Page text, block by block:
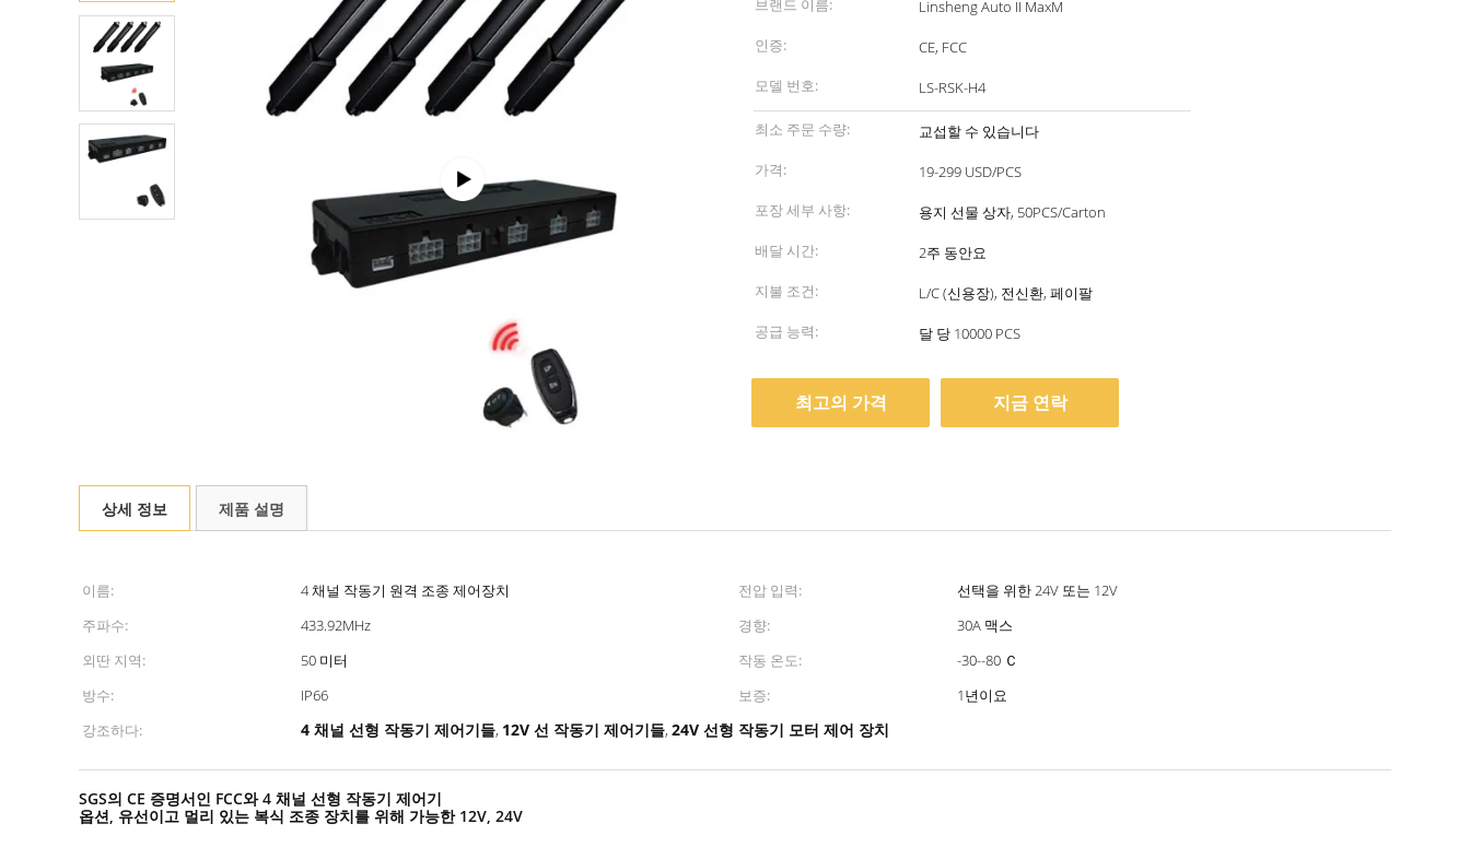
브랜드 이름:
Linsheng Auto II MaxM
인증:
CE, FCC
모델 번호:
LS-RSK-H4
최소 주문 수량:
교섭할 수 있습니다
가격:
19-299 USD/PCS
포장 세부 사항:
용지 선물 상자, 50PCS/Carton
배달 시간:
2주 동안요
지불 조건:
L/C (신용장), 전신환, 페이팔
공급 능력:
달 당 10000 PCS
최고의 가격 지금 연락
상세 정보 제품 설명
이름: 4 채널 작동기 원격 조종 제어장치 전압 입력:
선택을 위한 24V 또는 12V
주파수:
433.92MHz 경향:
30A 맥스
외딴 지역:
50 미터 작동 온도:
-30--80 Ｃ
방수:
IP66 보증:
1년이요
강조하다:
4 채널 선형 작동기 제어기들, 12V 선 작동기 제어기들, 24V 선형 작동기 모터 제어 장치
SGS의 CE 증명서인 FCC와 4 채널 선형 작동기 제어기
옵션, 유선이고 멀리 있는 복식 조종 장치를 위해 가능한 12V, 24V